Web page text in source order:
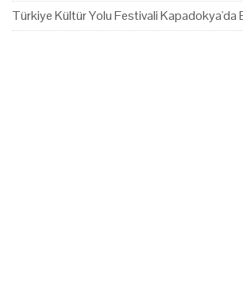
Türkiye Kültür Yolu Festivali Kapadokya'da